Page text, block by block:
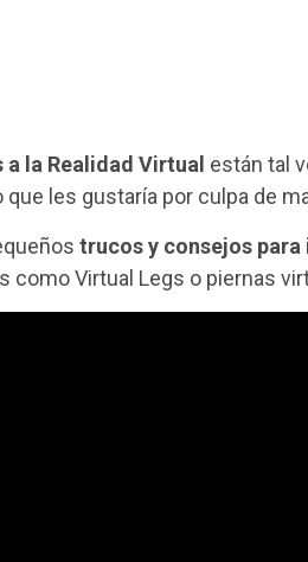
la Realidad Virtual están tal
les gustaría por culpa de
trucos y consejos
como Virtual Legs o piernas